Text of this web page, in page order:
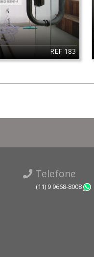
REF 183
Telefone
(11) 9 9668-8008